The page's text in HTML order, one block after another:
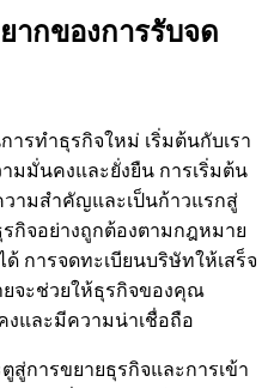
ากของการรับจด
รทำธุรกิจใหม่ เริ่มต้นกับเรา
มมั่นคงและยั่งยืน การเริ่มต้น
ามสำคัญและเป็นก้าวแรกสู่
กิจอย่างถูกต้องตามกฎหมาย
การจดทะเบียนบริษัทให้เสร็จ
จะช่วยให้ธุรกิจของคุณ
งและมีความน่าเชื่อถือ
สู่การขยายธุรกิจและการเข้า